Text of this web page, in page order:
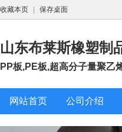
收藏本页 保存桌面
山东布莱斯橡塑制
PP板,PE板,超高分子量聚乙
网站首页 公司介绍